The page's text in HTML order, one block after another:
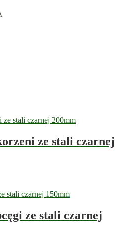
ze stali czarnej
ze stali czarnej